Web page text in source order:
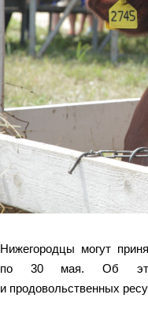
Нижегородцы могут
по 30 мая. Об этом
и продовольственных